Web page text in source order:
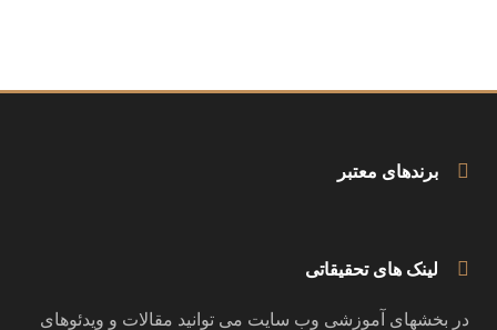
برندهای معتبر
لینک های تحقیقاتی
در بخشهای آموزشی وب سایت می توانید مقالات و ویدئوهای